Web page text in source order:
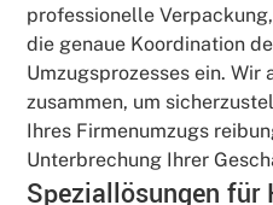
professionelle
die genaue Koordination
Umzugsprozesses ein. Wir
zusammen, um
Ihres Firmenumzugs
Unterbrechung Ihrer
Speziallösungen für